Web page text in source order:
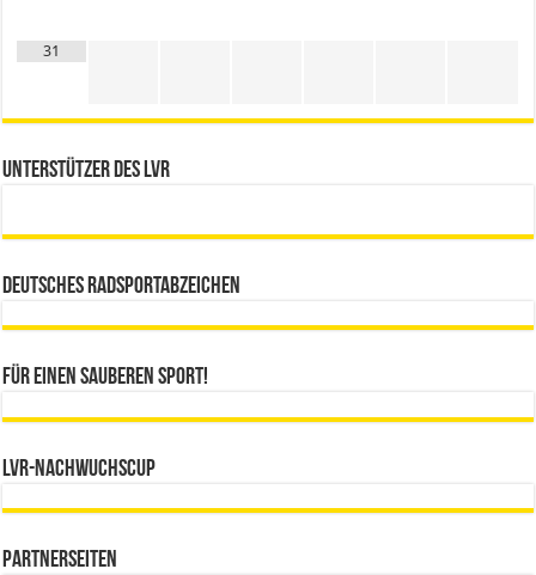
31
Unterstützer des LVR
Deutsches Radsportabzeichen
Für einen sauberen Sport!
LVR-Nachwuchscup
Partnerseiten